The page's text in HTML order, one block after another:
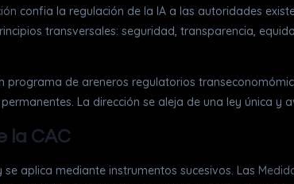
confia la regulación de la IA a las autoridades
transversales: seguridad, transparencia,
programa de areneros regulatorios
La dirección se aleja de una ley única
la CAC
aplica mediante instrumentos sucesivos. Las